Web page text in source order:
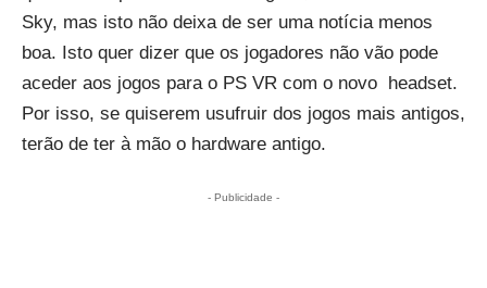
Sky, mas isto não deixa de ser uma notícia menos
boa. Isto quer dizer que os jogadores não vão pode
aceder aos jogos para o PS VR com o novo headset.
Por isso, se quiserem usufruir dos jogos mais antigos,
terão de ter à mão o hardware antigo.
- Publicidade -